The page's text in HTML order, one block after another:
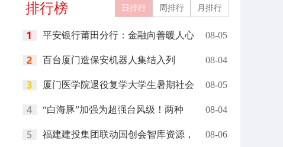
排行榜 日排行 周排行 月排行
平安银行莆田分行：金融向善暖人心 08-05
百台厦门造保安机器人集结入列 08-04
厦门医学院退役复学大学生暑期社会 08-05
“白海豚”加强为超强台风级！两种 08-04
福建建投集团联动国创会智库资源， 08-06